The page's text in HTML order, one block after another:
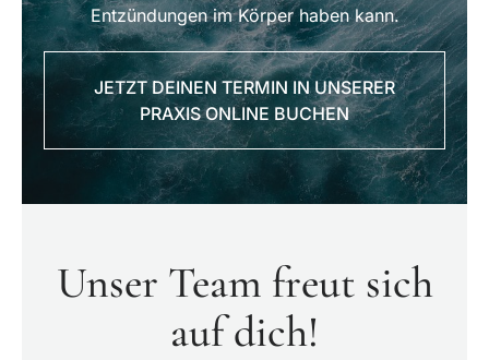
Entzündungen im Körper haben kann.
JETZT DEINEN TERMIN IN UNSERER
PRAXIS ONLINE BUCHEN
Unser Team freut sich
auf dich!